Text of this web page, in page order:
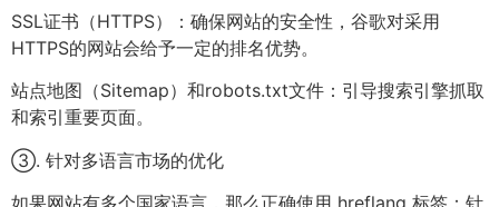
SSL证书（HTTPS）：确保网站的安全性，谷歌对采用
HTTPS的网站会给予一定的排名优势。
站点地图（Sitemap）和robots.txt文件：引导搜索引擎抓取
和索引重要页面。
③. 针对多语言市场的优化